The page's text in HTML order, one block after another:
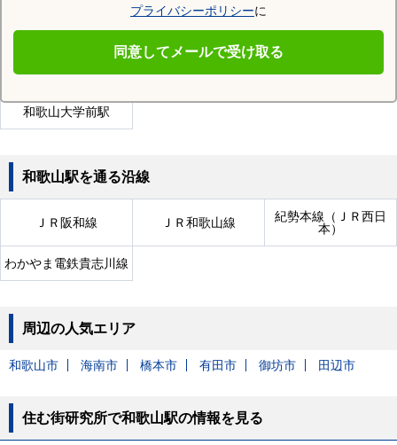
プライバシーポリシーに
同意してメールで受け取る
田中口駅
二里ヶ浜駅
山東駅 伊太祈曽駅 紀ノ川駅
和歌山大学前駅
和歌山駅を通る沿線
ＪＲ阪和線 ＪＲ和歌山線
紀勢本線（ＪＲ西日
本）
わかやま電鉄貴志川線
周辺の人気エリア
和歌山市 海南市 橋本市 有田市 御坊市 田辺市
住む街研究所で和歌山駅の情報を見る